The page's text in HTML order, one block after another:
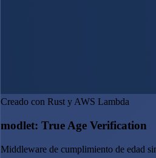
Creado con Rust y AWS Lambda
modlet: True Age Verification
Middleware de cumplimiento de edad